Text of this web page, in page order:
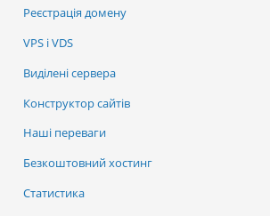
Реєстрація домену
VPS і VDS
Виділені сервера
Конструктор сайтів
Наші переваги
Безкоштовний хостинг
Статистика